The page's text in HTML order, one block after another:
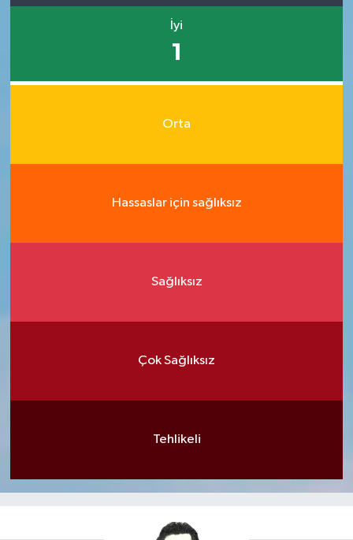
İyi
1
Orta
Hassaslar için sağlıksız
Sağlıksız
Çok Sağlıksız
Tehlikeli